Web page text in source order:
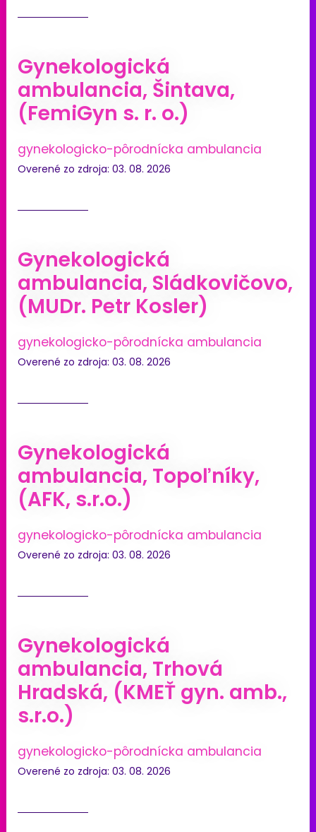
Gynekologická
ambulancia, Šintava,
(FemiGyn s. r. o.)
gynekologicko-pôrodnícka ambulancia
Overené zo zdroja: 03. 08. 2026
Gynekologická
ambulancia, Sládkovičovo,
(MUDr. Petr Kosler)
gynekologicko-pôrodnícka ambulancia
Overené zo zdroja: 03. 08. 2026
Gynekologická
ambulancia, Topoľníky,
(AFK, s.r.o.)
gynekologicko-pôrodnícka ambulancia
Overené zo zdroja: 03. 08. 2026
Gynekologická
ambulancia, Trhová
Hradská, (KMEŤ gyn. amb.,
s.r.o.)
gynekologicko-pôrodnícka ambulancia
Overené zo zdroja: 03. 08. 2026